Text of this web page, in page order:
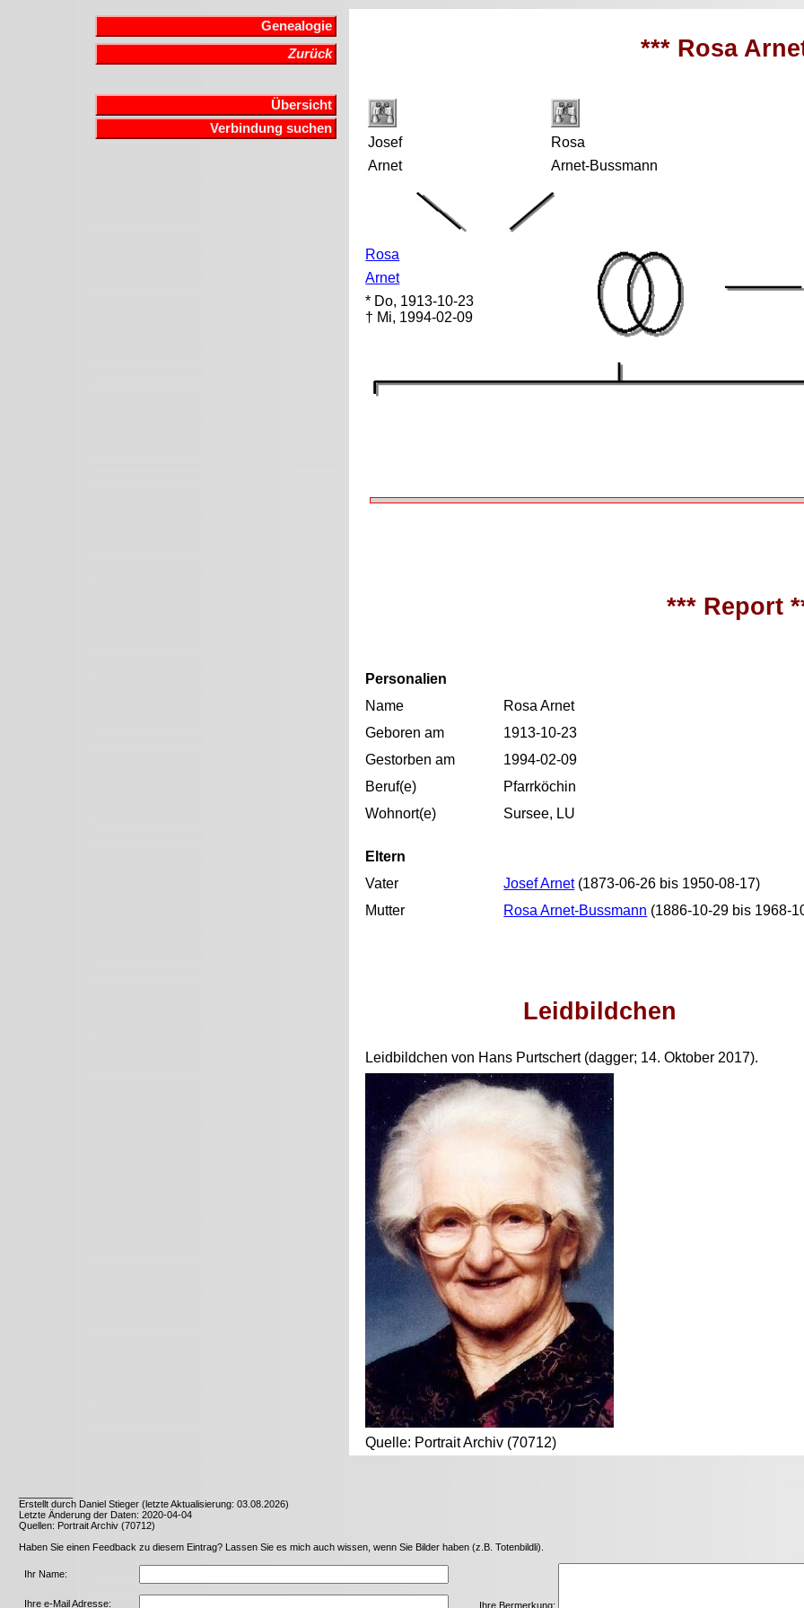
Genealogie
Zurück
Übersicht
Verbindung suchen
*** Rosa
Josef
Arnet
Rosa
Arnet-Bussmann
Rosa
Arnet
* Do, 1913-10-23
† Mi, 1994-02-09
*** Report
Personalien
Name
Rosa Arnet
Geboren am
1913-10-23
Gestorben am
1994-02-09
Beruf(e)
Pfarrköchin
Wohnort(e)
Sursee, LU
Eltern
Vater
Josef Arnet(1873-06-26 bis 1950-08-17)
Mutter
Rosa Arnet-Bussmann (1886-10-29 bis 1968-
Leidbildchen
Leidbildchen von Hans Purtschert (dagger; 14. Oktober 2017).
Quelle: Portrait Archiv (70712)
Erstellt durch Daniel Stieger (letzte Aktualisierung: 03.08.2026)
Letzte Änderung der Daten: 2020-04-04
Quellen: Portrait Archiv (70712)
Haben Sie einen Feedback zu diesem Eintrag? Lassen Sie es mich auch wissen, wenn Sie Bilder haben (z.B. Totenbildli).
Ihr Name:
Ihre e-Mail Adresse: Ihre Bermerkung: